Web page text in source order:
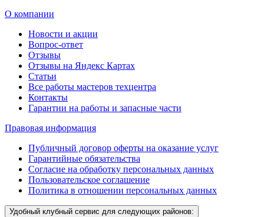
О компании
Новости и акции
Вопрос-ответ
Отзывы
Отзывы на Яндекс Картах
Статьи
Все работы мастеров техцентра
Контакты
Гарантии на работы и запасные части
Правовая информация
Публичный договор оферты на оказание услуг
Гарантийные обязательства
Согласие на обработку персональных данных
Пользовательское соглашение
Политика в отношении персональных данных
Удобный клубный сервис для следующих районов: